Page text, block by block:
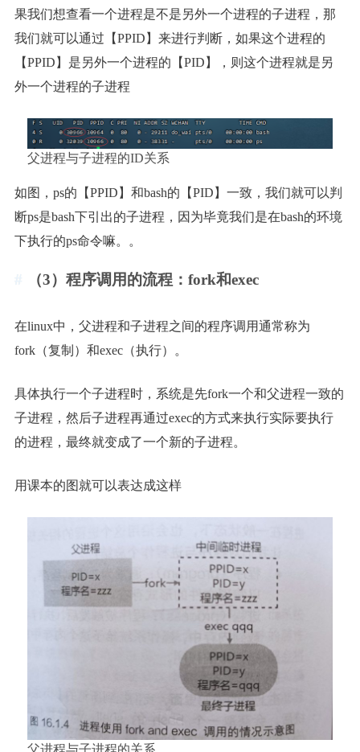
果我们想查看一个进程是不是另外一个进程的子进程，那
我们就可以通过【PPID】来进行判断，如果这个进程的
【PPID】是另外一个进程的【PID】，则这个进程就是另
外一个进程的子进程
父进程与子进程的ID关系
如图，ps的【PPID】和bash的【PID】一致，我们就可以判
断ps是bash下引出的子进程，因为毕竟我们是在bash的环境
下执行的ps命令嘛。。
（3）程序调用的流程：fork和exec
在linux中，父进程和子进程之间的程序调用通常称为
fork（复制）和exec（执行）。
具体执行一个子进程时，系统是先fork一个和父进程一致的
子进程，然后子进程再通过exec的方式来执行实际要执行
的进程，最终就变成了一个新的子进程。
用课本的图就可以表达成这样